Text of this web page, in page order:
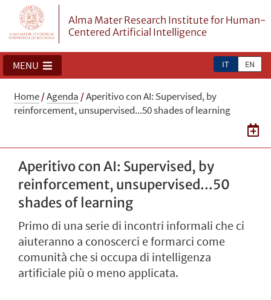
Alma Mater Research Institute for Human-
Centered Artificial Intelligence
IT EN
MENU
Home/Agenda /Aperitivo con AI: Supervised, by
reinforcement, unsupervised...50 shades of learning
Aperitivo con AI: Supervised, by
reinforcement, unsupervised...50
shades of learning
Primo di una serie di incontri informali che ci
aiuteranno a conoscerci e formarci come
comunità che si occupa di intelligenza
artificiale più o meno applicata.